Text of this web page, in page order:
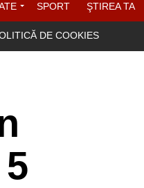
SPORT ŞTIREA TA
DE COOKIES